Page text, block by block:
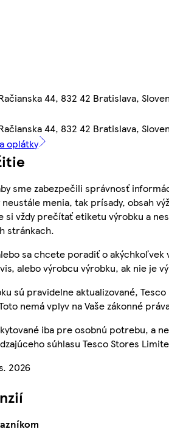
44, 832 42 Bratislava,
44, 832 42 Bratislava,
oplátky
sme zabezpečili správnosť
menia, tak prísady, obsah
si vždy prečítať etiketu výrobku a
stránkach.
sa chcete poradiť o
alebo výrobcu výrobku, ak nie je
sú pravidelne aktualizované,
nemá vplyv na Vaše zákonné
iba pre osobnú potrebu, a
súhlasu Tesco Stores
2026